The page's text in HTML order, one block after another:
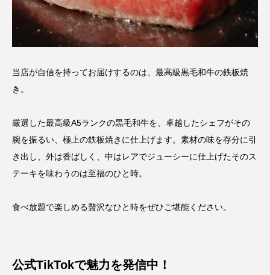
当店が自信を持ってお届けするのは、最高級黒毛和牛の鉄板焼
き。
厳選した最高級A5ランクの黒毛和牛を、卓越したシェフがその
腕を振るい、極上の鉄板焼きに仕上げます。素材の味を存分に引
き出し、外は香ばしく、中はレアでジューシーに仕上げたそのス
テーキを味わうのは至福のひと時。
食べ放題で楽しめる贅沢なひと時をぜひご堪能ください。
公式TikTokで魅力を発信中！